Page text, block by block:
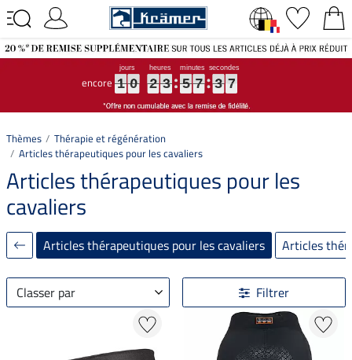
encore 1
1
1
1 0
0
0
0 2
2
2
2 3
3
3
3 5
5
5
5 7
7
7
7 3
3
3
3 6
6
6
6
Thèmes
Thérapie et régénération
Articles thérapeutiques pour les cavaliers
Articles thérapeutiques pour les
cavaliers
Articles thérapeutiques pour les cavaliers Articles
Classer par Filtrer